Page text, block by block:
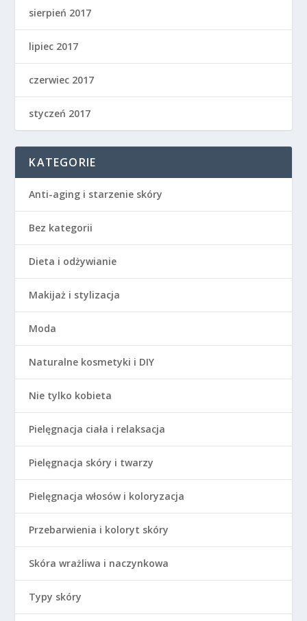
sierpień 2017
lipiec 2017
czerwiec 2017
styczeń 2017
KATEGORIE
Anti-aging i starzenie skóry
Bez kategorii
Dieta i odżywianie
Makijaż i stylizacja
Moda
Naturalne kosmetyki i DIY
Nie tylko kobieta
Pielęgnacja ciała i relaksacja
Pielęgnacja skóry i twarzy
Pielęgnacja włosów i koloryzacja
Przebarwienia i koloryt skóry
Skóra wrażliwa i naczynkowa
Typy skóry